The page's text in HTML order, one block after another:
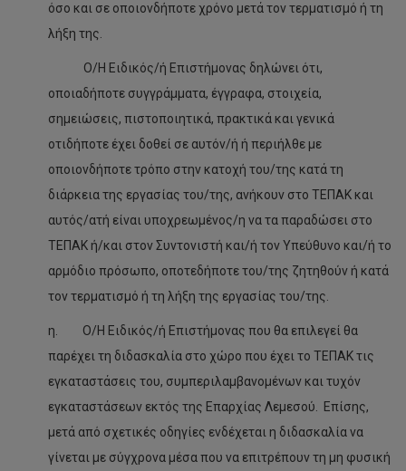
όσο και σε οποιονδήποτε χρόνο μετά τον τερματισμό ή τη
λήξη της.
Ο/Η Ειδικός/ή Επιστήμονας δηλώνει ότι,
οποιαδήποτε συγγράμματα, έγγραφα, στοιχεία,
σημειώσεις, πιστοποιητικά, πρακτικά και γενικά
οτιδήποτε έχει δοθεί σε αυτόν/ή ή περιήλθε με
οποιονδήποτε τρόπο στην κατοχή του/της κατά τη
διάρκεια της εργασίας του/της, ανήκουν στο ΤΕΠΑΚ και
αυτός/ατή είναι υποχρεωμένος/η να τα παραδώσει στο
ΤΕΠΑΚ ή/και στον Συντονιστή και/ή τον Υπεύθυνο και/ή το
αρμόδιο πρόσωπο, οποτεδήποτε του/της ζητηθούν ή κατά
τον τερματισμό ή τη λήξη της εργασίας του/της.
η. Ο/Η Ειδικός/ή Επιστήμονας που θα επιλεγεί θα
παρέχει τη διδασκαλία στο χώρο που έχει το ΤΕΠΑΚ τις
εγκαταστάσεις του, συμπεριλαμβανομένων και τυχόν
εγκαταστάσεων εκτός της Επαρχίας Λεμεσού. Επίσης,
μετά από σχετικές οδηγίες ενδέχεται η διδασκαλία να
γίνεται με σύγχρονα μέσα που να επιτρέπουν τη μη φυσική